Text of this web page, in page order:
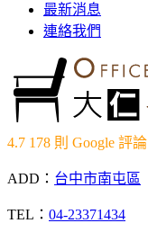
最新消息
連絡我們
4.7 178 則 Google 評論
ADD： 台中市南屯區
TEL： 04-23371434